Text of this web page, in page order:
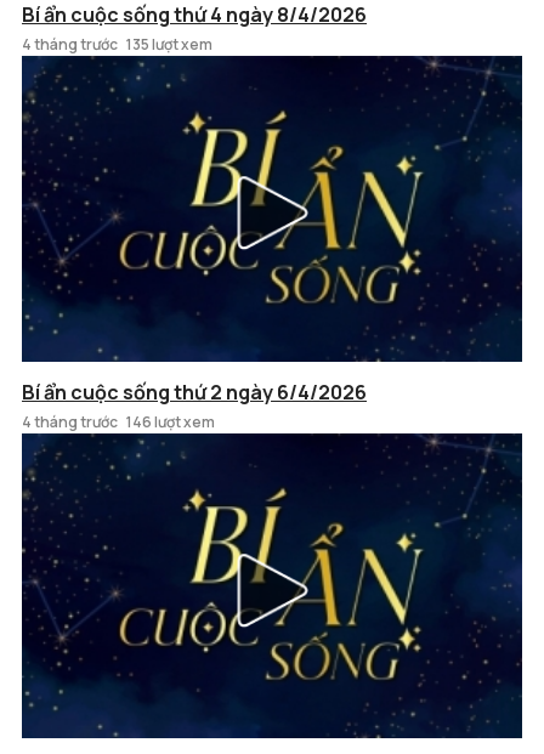
Bí ẩn cuộc sống thứ 4 ngày 8/4/2026
4 tháng trước 135 lượt xem
Bí ẩn cuộc sống thứ 2 ngày 6/4/2026
4 tháng trước 146 lượt xem